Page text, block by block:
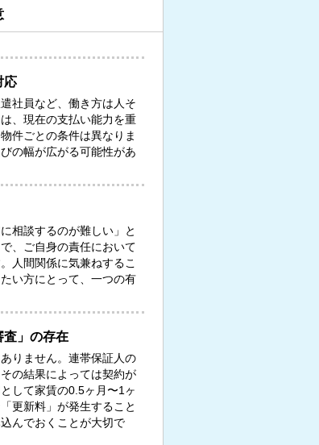
応
社員など、働き方は人そ
、現在の支払い能力を重
件ごとの条件は異なりま
の幅が広がる可能性があ
相談するのが難しい」と
、ご自身の責任において
人間関係に気兼ねするこ
い方にとって、一つの有
査」の存在
りません。連帯保証人の
の結果によっては契約が
して家賃の0.5ヶ月〜1ヶ
更新料」が発生すること
んでおくことが大切で